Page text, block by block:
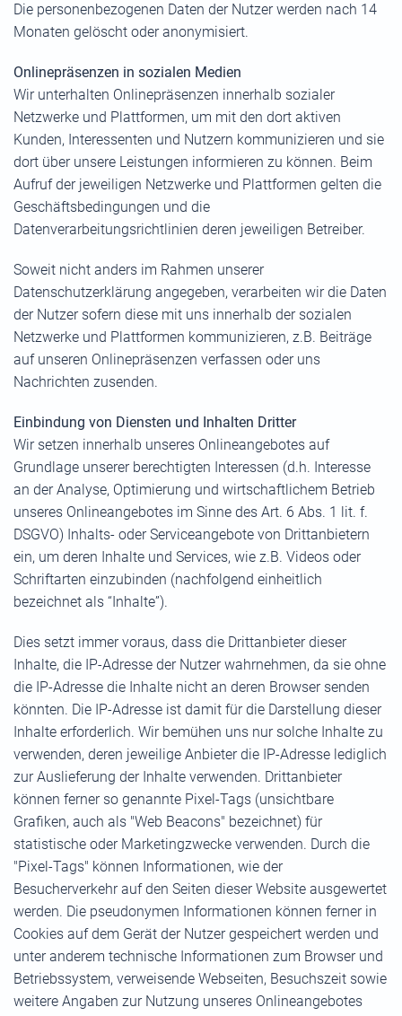
Die personenbezogenen Daten der Nutzer werden nach 14
Monaten gelöscht oder anonymisiert.
Onlinepräsenzen in sozialen Medien
Wir unterhalten Onlinepräsenzen innerhalb sozialer
Netzwerke und Plattformen, um mit den dort aktiven
Kunden, Interessenten und Nutzern kommunizieren und sie
dort über unsere Leistungen informieren zu können. Beim
Aufruf der jeweiligen Netzwerke und Plattformen gelten die
Geschäftsbedingungen und die
Datenverarbeitungsrichtlinien deren jeweiligen Betreiber.
Soweit nicht anders im Rahmen unserer
Datenschutzerklärung angegeben, verarbeiten wir die Daten
der Nutzer sofern diese mit uns innerhalb der sozialen
Netzwerke und Plattformen kommunizieren, z.B. Beiträge
auf unseren Onlinepräsenzen verfassen oder uns
Nachrichten zusenden.
Einbindung von Diensten und Inhalten Dritter
Wir setzen innerhalb unseres Onlineangebotes auf
Grundlage unserer berechtigten Interessen (d.h. Interesse
an der Analyse, Optimierung und wirtschaftlichem Betrieb
unseres Onlineangebotes im Sinne des Art. 6 Abs. 1 lit. f.
DSGVO) Inhalts- oder Serviceangebote von Drittanbietern
ein, um deren Inhalte und Services, wie z.B. Videos oder
Schriftarten einzubinden (nachfolgend einheitlich
bezeichnet als “Inhalte”).
Dies setzt immer voraus, dass die Drittanbieter dieser
Inhalte, die IP-Adresse der Nutzer wahrnehmen, da sie ohne
die IP-Adresse die Inhalte nicht an deren Browser senden
könnten. Die IP-Adresse ist damit für die Darstellung dieser
Inhalte erforderlich. Wir bemühen uns nur solche Inhalte zu
verwenden, deren jeweilige Anbieter die IP-Adresse lediglich
zur Auslieferung der Inhalte verwenden. Drittanbieter
können ferner so genannte Pixel-Tags (unsichtbare
Grafiken, auch als "Web Beacons" bezeichnet) für
statistische oder Marketingzwecke verwenden. Durch die
"Pixel-Tags" können Informationen, wie der
Besucherverkehr auf den Seiten dieser Website ausgewertet
werden. Die pseudonymen Informationen können ferner in
Cookies auf dem Gerät der Nutzer gespeichert werden und
unter anderem technische Informationen zum Browser und
Betriebssystem, verweisende Webseiten, Besuchszeit sowie
weitere Angaben zur Nutzung unseres Onlineangebotes